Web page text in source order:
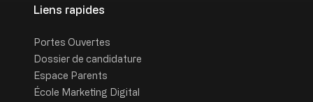
Liens rapides
Portes Ouvertes
Dossier de candidature
Espace Parents
École Marketing Digital